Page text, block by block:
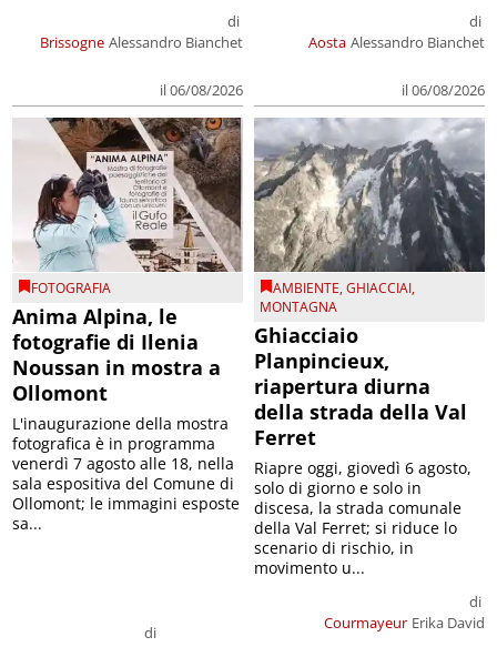
Brissogne
di
Alessandro Bianchet
il 06/08/2026
Aosta
di
Alessandro Bianchet
il 06/08/2026
FOTOGRAFIA
Anima Alpina, le
fotografie di Ilenia
Noussan in mostra a
Ollomont
di
L'inaugurazione della mostra
fotografica è in programma
venerdì 7 agosto alle 18, nella
sala espositiva del Comune di
Ollomont; le immagini esposte
sa...
AMBIENTE,GHIACCIAI,
MONTAGNA
Ghiacciaio
Planpincieux,
riapertura diurna
della strada della Val
Ferret
Courmayeur
di
Erika David
Riapre oggi, giovedì 6 agosto,
solo di giorno e solo in
discesa, la strada comunale
della Val Ferret; si riduce lo
scenario di rischio, in
movimento u...